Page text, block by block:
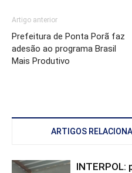
Artigo anterior
Prefeitura de Ponta Porã faz
adesão ao programa Brasil
Mais Produtivo
ARTIGOS